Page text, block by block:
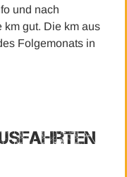
und nach
km gut. Die km aus
Folgemonats in